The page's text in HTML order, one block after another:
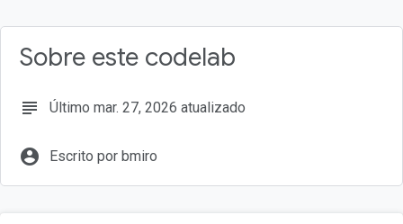
Sobre este codelab
subject Último mar. 27, 2026 atualizado
account_circle Escrito por bmiro